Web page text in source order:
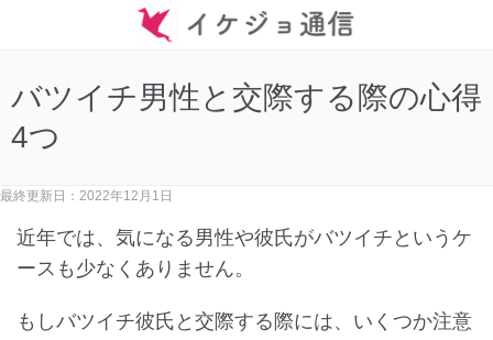
バツイチ男性と交際する際の心得
4つ
最終更新日：2022年12月1日
近年では、気になる男性や彼氏がバツイチというケ
ースも少なくありません。
もしバツイチ彼氏と交際する際には、いくつか注意